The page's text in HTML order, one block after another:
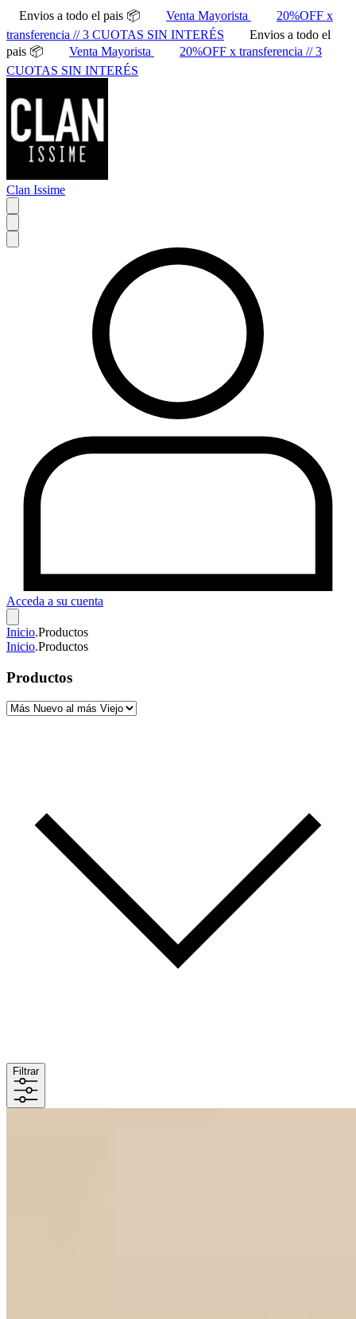
Envios a todo el pais 📦 Venta Mayorista
20%OFF x
transferencia // 3 CUOTAS SIN INTERÉS
Envios a todo el
pais 📦
Venta Mayorista
20%OFF x transferencia // 3
CUOTAS SIN INTERÉS
Clan Issime
Acceda a su cuenta
Inicio.Productos
Inicio.Productos
Productos
Filtrar